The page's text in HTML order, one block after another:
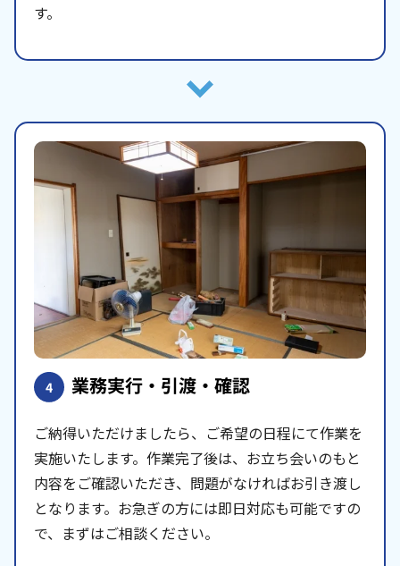
す。
4 業務実行・引渡・確認
ご納得いただけましたら、ご希望の日程にて作業を
実施いたします。作業完了後は、お立ち会いのもと
内容をご確認いただき、問題がなければお引き渡し
となります。お急ぎの方には即日対応も可能ですの
で、まずはご相談ください。